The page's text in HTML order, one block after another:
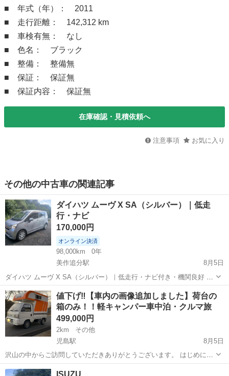
■ 年式（年）： 2011
■ 走行距離： 142,312 km
■ 車検有無： なし
■ 色名： ブラック
■ 整備： 整備無
■ 保証： 保証無
■ 保証内容： 保証無
在庫確認・見積依頼へ
注意事項 お気に入り
その他の中古車の関連記事
ダイハツ ムーヴ X SA（シルバー）｜低走
行・ナビ
170,000円
オンライン決済
98,000km
0年
美作追分駅
8月5日
ダイハツ ムーヴ X SA（シルバー）｜低走行・ナビ付き・機関良好 ダ
イハツ ムーヴの出品です。 年式：平成26年（2014年） 走行距離：約
98,000km オートマ（AT） 2WD カラー：シルバー ナビ付き エアコン
正...
岡山 苫田郡 美作追分駅 その他 エンジン
値下げ‼️【車内の画像追加しました】荷台の
箱のみ！！軽キャンパー車中泊・クルマ旅
499,000円
2km
その他
児島駅
8月5日
沢山の中からご訪問していただきありがとうございます。 はじめに、
プロフィールを全く読まずに定型文を送ってこられる方がとても多い
岡山 倉敷市
ISUZU